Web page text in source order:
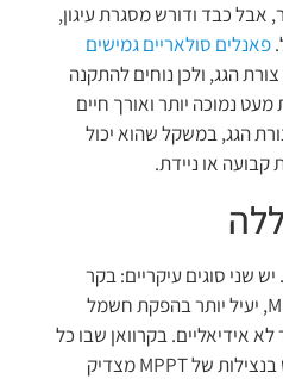
אבל כבד ודורש מסגרת עיגון,
פאנלים סולאריים גמישים
הגג, ולכן נוחים להתקנה
נמוכה יותר ואורך חיים
הגג, במשקל שהוא יכול
או ניידת.
שני סוגים עיקריים: בקר
PWM, פשוט וזול, ובקר MPPT, יעיל יותר בהפקת חשמל
אידיאליים. בקרוואן שבו כל
קילוואט-שעה נספר, ההפרש בנצילות של MPPT מצדיק